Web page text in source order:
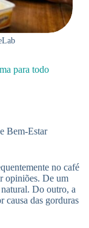
para todo
Bem-Estar
no café
opiniões. De um
Do outro, a
causa das gorduras